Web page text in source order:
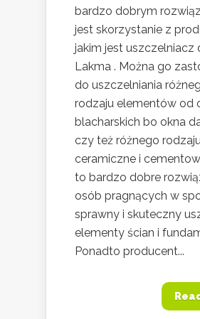
bardzo dobrym
jest skorzystanie z
jakim jest uszczelniacz
Lakma . Można go
do uszczelniania
rodzaju elementów od
blacharskich bo okna
czy też różnego
ceramiczne i
to bardzo dobre
osób pragnących w
sprawny i skuteczny
elementy ścian i
Ponadto producent...